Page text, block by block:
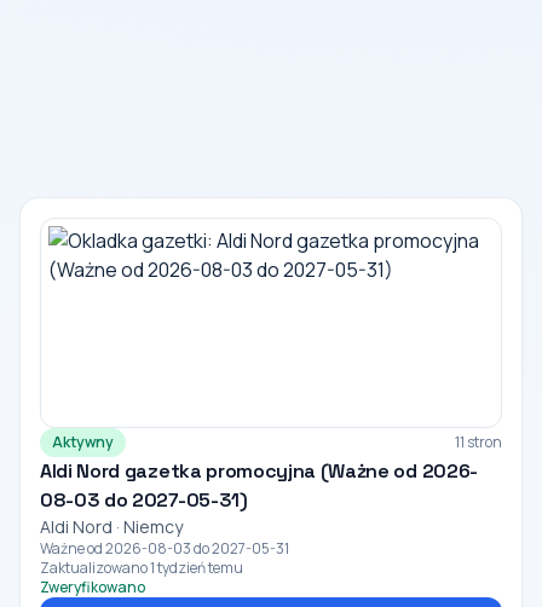
Aktywny 11 stron
Aldi Nord gazetka promocyjna (Ważne od 2026-
08-03 do 2027-05-31)
Aldi Nord · Niemcy
Ważne od 2026-08-03 do 2027-05-31
Zaktualizowano 1 tydzień temu
Zweryfikowano